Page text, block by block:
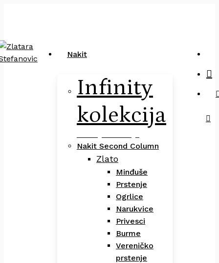
content
Nakit
Infinity
kolekcija
Nakit Second Column
Zlato
Minđuše
Prstenje
Ogrlice
Narukvice
Privesci
Burme
Vereničko
prstenje